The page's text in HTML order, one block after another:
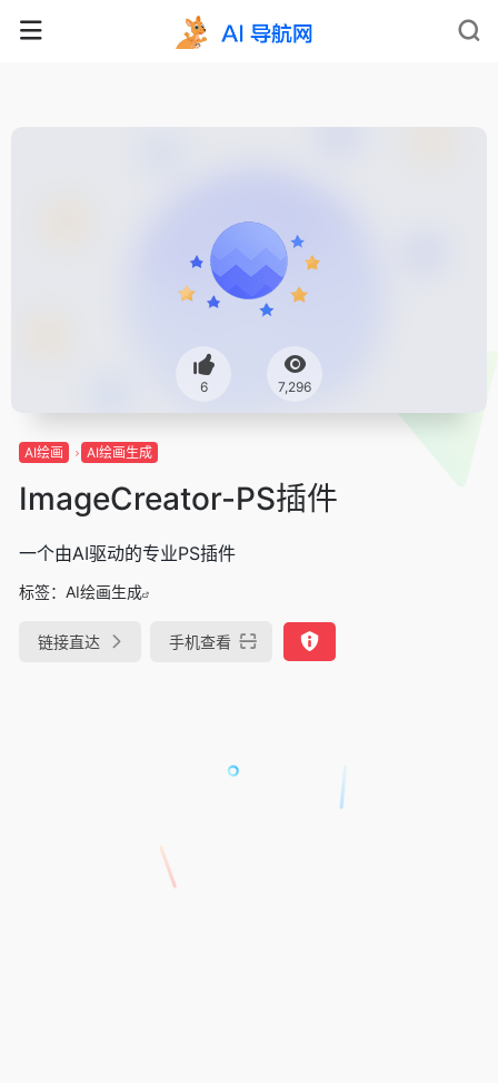
6 7,296
AI绘画 AI绘画生成
ImageCreator-PS插件
一个由AI驱动的专业PS插件
标签： AI绘画生成
链接直达 手机查看